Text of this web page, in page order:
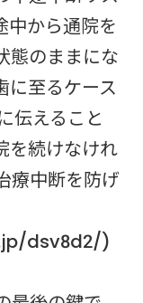
中から通院を
態のままにな
に至るケース
伝えること
を続けなけれ
療中断を防げ
dsv8d2/)